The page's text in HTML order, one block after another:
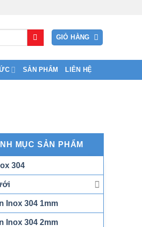
GIỎ HÀNG
SẢN PHẨM LIÊN HỆ
MỤC SẢN PHẨM
304
Inox 304 1mm
Inox 304 2mm